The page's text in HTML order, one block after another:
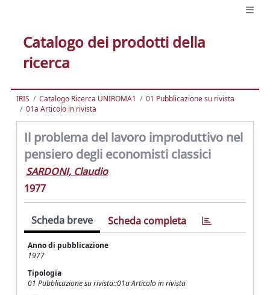
Catalogo dei prodotti della
ricerca
IRIS Catalogo Ricerca UNIROMA1
01 Pubblicazione su rivista
01a Articolo in rivista
Il problema del lavoro improduttivo nel
pensiero degli economisti classici
SARDONI, Claudio
1977
Scheda breve Scheda completa
Anno di pubblicazione
1977
Tipologia
01 Pubblicazione su rivista::01a Articolo in rivista